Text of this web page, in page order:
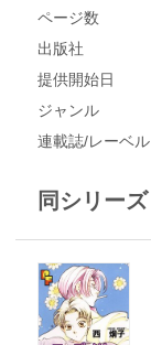
ページ数
出版社
提供開始日
ジャンル
連載誌/レーベル
同シリーズ